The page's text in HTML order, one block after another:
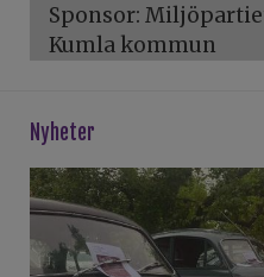
Sponsor:
Kumla kommun
Nyheter